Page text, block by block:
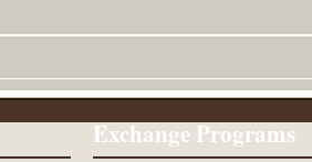
Exchange Programs